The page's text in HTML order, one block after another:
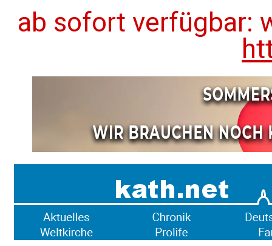
ab sofort verfügbar: